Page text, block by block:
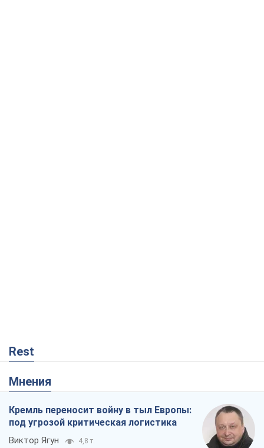
Rest
Мнения
Кремль переносит войну в тыл Европы:
под угрозой критическая логистика
Виктор Ягун 4,8 т.